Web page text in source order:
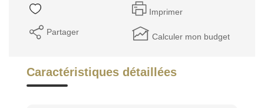
Imprimer
Partager Calculer mon budget
Caractéristiques détaillées